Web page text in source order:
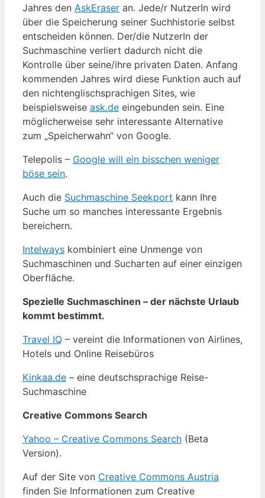
Jahres den AskEraser an. Jede/r NutzerIn wird
über die Speicherung seiner Suchhistorie selbst
entscheiden können. Der/die NutzerIn der
Suchmaschine verliert dadurch nicht die
Kontrolle über seine/ihre privaten Daten. Anfang
kommenden Jahres wird diese Funktion auch auf
den nichtenglischsprachigen Sites, wie
beispielsweise ask.de eingebunden sein. Eine
möglicherweise sehr interessante Alternative
zum „Speicherwahn“ von Google.
Telepolis – Google will ein bisschen weniger
böse sein.
Auch die Suchmaschine Seekport kann Ihre
Suche um so manches interessante Ergebnis
bereichern.
Intelways kombiniert eine Unmenge von
Suchmaschinen und Sucharten auf einer einzigen
Oberfläche.
Spezielle Suchmaschinen – der nächste Urlaub
kommt bestimmt.
Travel IQ – vereint die Informationen von Airlines,
Hotels und Online Reisebüros
Kinkaa.de – eine deutschsprachige Reise-
Suchmaschine
Creative Commons Search
Yahoo – Creative Commons Search (Beta
Version).
Auf der Site von Creative Commons Austria
finden Sie Informationen zum Creative